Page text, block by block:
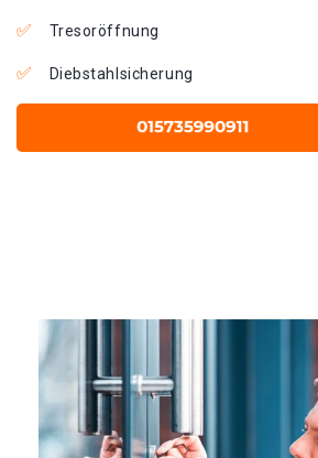
Tresoröffnung
Diebstahlsicherung